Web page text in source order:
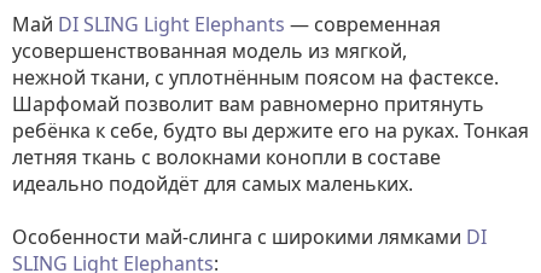
Май DI SLING Light Elephants — современная
усовершенствованная модель из мягкой,
нежной ткани, с уплотнённым поясом на фастексе.
Шарфомай позволит вам равномерно притянуть
ребёнка к себе, будто вы держите его на руках. Тонкая
летняя ткань с волокнами конопли в составе
идеально подойдёт для самых маленьких.
Особенности май-слинга с широкими лямками DI
SLING Light Elephants: